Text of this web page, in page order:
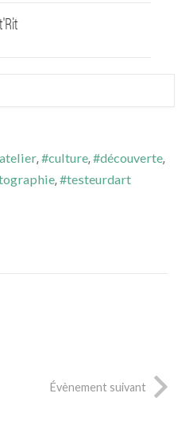
,#culture,#découverte,
,#testeurdart
Évènement suivant